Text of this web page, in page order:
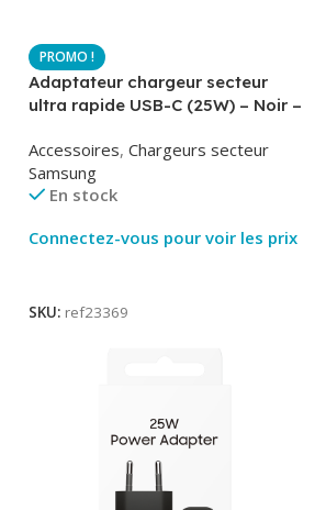
Adaptateur chargeur secteur
ultra rapide USB-C (25W) – Noir –
Accessoires, Chargeurs secteur
Samsung
En stock
Connectez-vous pour voir les prix
SKU: ref23369